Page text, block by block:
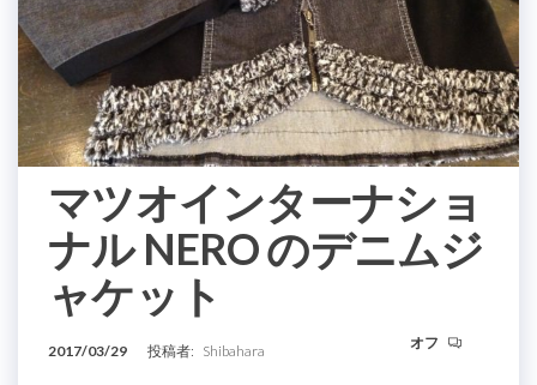
マツオインターナショ
ナル NERO のデニムジ
ャケット
2017/03/29 投稿者: Shibahara オフ